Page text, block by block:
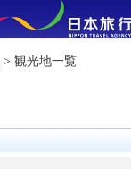
> 観光地一覧